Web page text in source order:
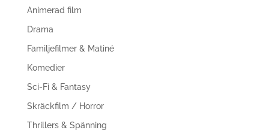
Animerad film
Drama
Familjefilmer & Matiné
Komedier
Sci-Fi & Fantasy
Skräckfilm / Horror
Thrillers & Spänning